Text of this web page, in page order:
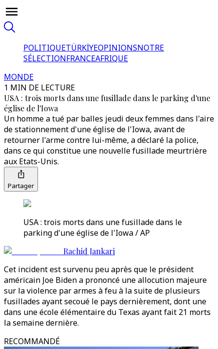
POLITIQUETÜRKİYEOPINIONSNOTRE
SÉLECTIONFRANCEAFRIQUE
MONDE
1 MIN DE LECTURE
USA : trois morts dans une fusillade dans le parking d'une
église de l'Iowa
Un homme a tué par balles jeudi deux femmes dans l'aire
de stationnement d'une église de l'Iowa, avant de
retourner l'arme contre lui-même, a déclaré la police,
dans ce qui constitue une nouvelle fusillade meurtrière
aux Etats-Unis.
Partager
USA : trois morts dans une fusillade dans le
parking d'une église de l'Iowa / AP
Rachid Jankari
Cet incident est survenu peu après que le président
américain Joe Biden a prononcé une allocution majeure
sur la violence par armes à feu à la suite de plusieurs
fusillades ayant secoué le pays dernièrement, dont une
dans une école élémentaire du Texas ayant fait 21 morts
la semaine dernière.
RECOMMANDÉ